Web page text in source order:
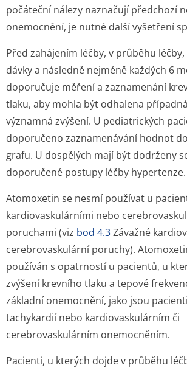
počáteční nálezy naznačují předchozí
onemocnění, je nutné další vyšetření
Před zahájením léčby, v průběhu
dávky a následně nejméně každých 6
doporučuje měření a zaznamenání
tlaku, aby mohla být odhalena
významná zvýšení. U pediatrických
doporučeno zaznamenávání hodnot
grafu. U dospělých mají být dodrženy
doporučené postupy léčby hypertenze.
Atomoxetin se nesmí používat u
kardiovaskulárními nebo
poruchami (viz bod 4.3Závažné
cerebrovaskulární poruchy).
používán s opatrností u pacientů, u
zvýšení krevního tlaku a tepové
základní onemocnění, jako jsou
tachykardií nebo kardiovaskulárním či
cerebrovaskulárním onemocněním.
Pacienti, u kterých dojde v průběhu